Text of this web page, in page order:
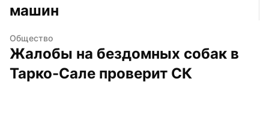
машин
Общество
Жалобы на бездомных собак в
Тарко-Сале проверит СК